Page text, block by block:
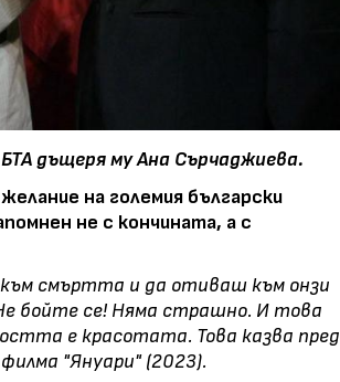
дъщеря му Ана Сърчаджиева.
на големия български
не с кончината, а с
смъртта и да отиваш към онзи
бойте се! Няма страшно. И това
е красотата. Това казва пред
"Януари" (2023).